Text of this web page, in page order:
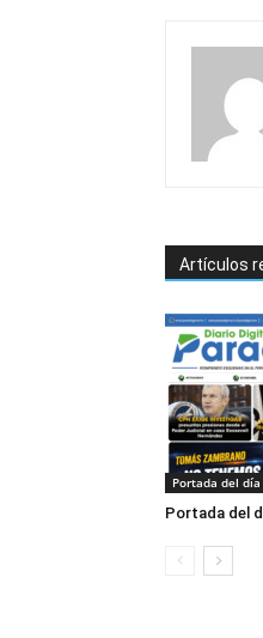
Artículos
Portada del día
Portada del